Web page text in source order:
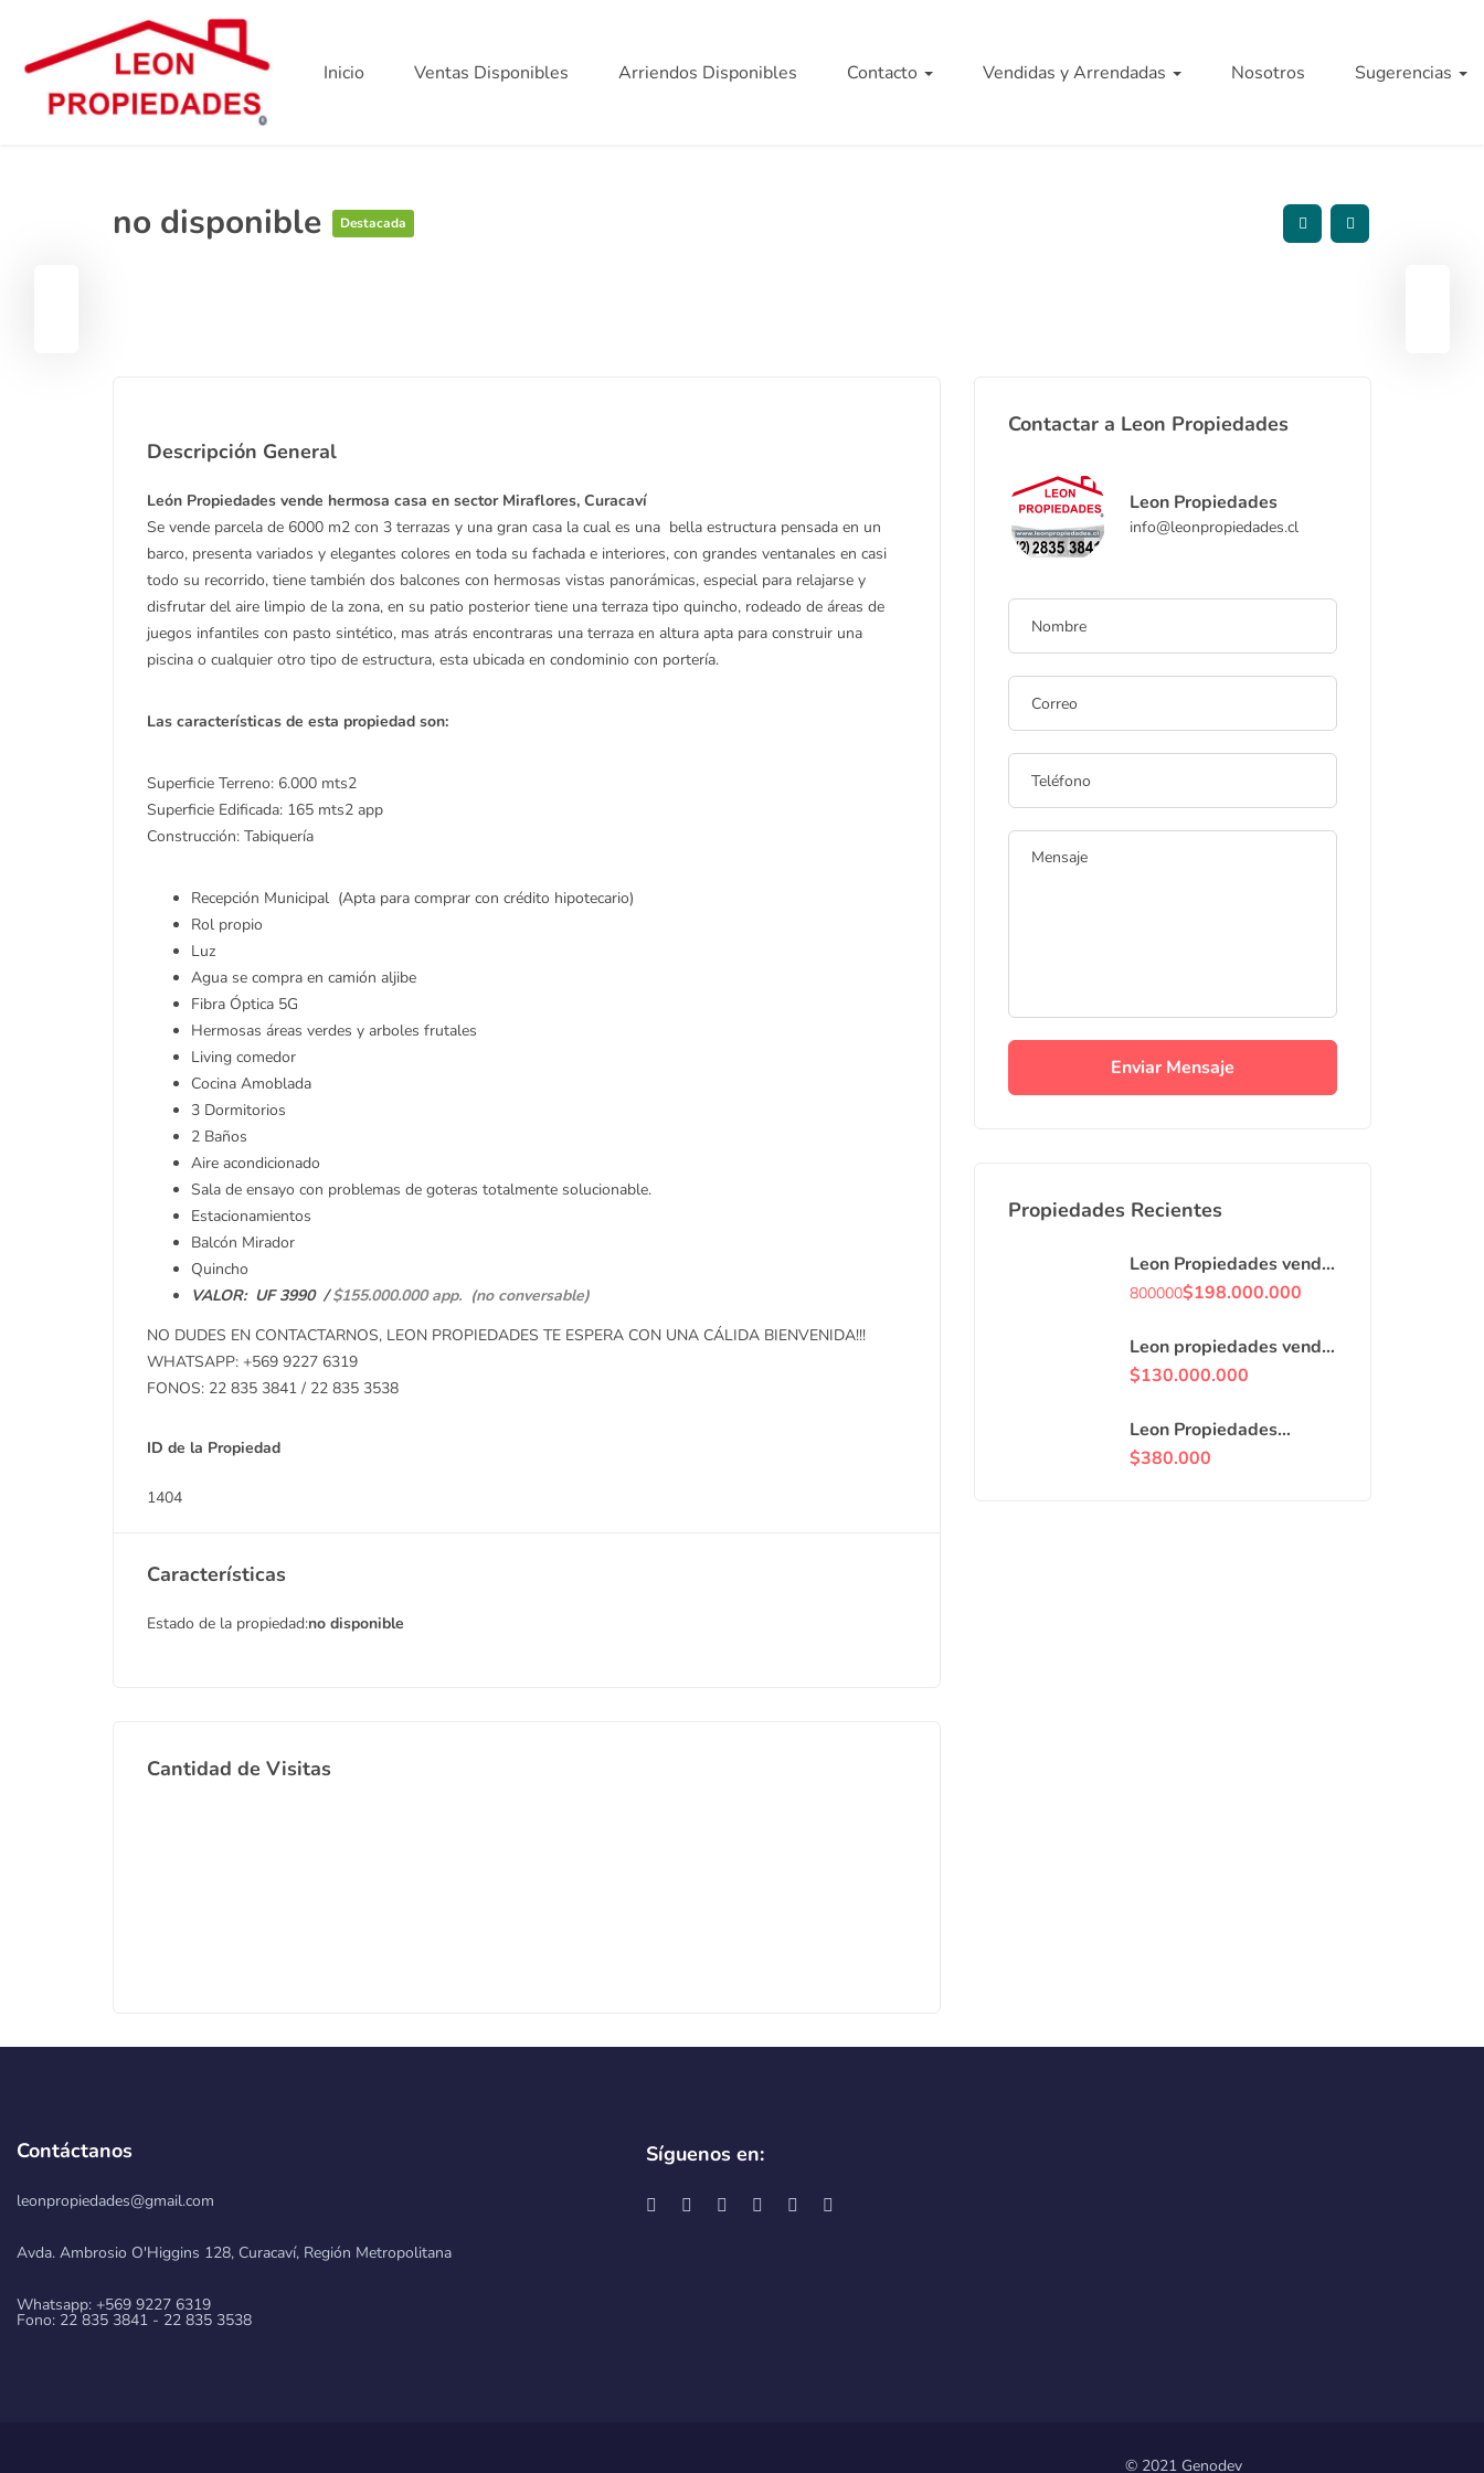
Inicio Ventas Disponibles Arriendos Disponibles Contacto Vendidas y Arrendadas Nosotros Sugerencias
no disponible Destacada
Descripción General
León Propiedades vende hermosa casa en sector Miraflores, Curacaví
Se vende parcela de 6000 m2 con 3 terrazas y una gran casa la cual es una bella estructura pensada en un
barco, presenta variados y elegantes colores en toda su fachada e interiores, con grandes ventanales en casi
todo su recorrido, tiene también dos balcones con hermosas vistas panorámicas, especial para relajarse y
disfrutar del aire limpio de la zona, en su patio posterior tiene una terraza tipo quincho, rodeado de áreas de
juegos infantiles con pasto sintético, mas atrás encontraras una terraza en altura apta para construir una
piscina o cualquier otro tipo de estructura, esta ubicada en condominio con portería.
Las características de esta propiedad son:
Superficie Terreno: 6.000 mts2
Superficie Edificada: 165 mts2 app
Construcción: Tabiquería
Recepción Municipal (Apta para comprar con crédito hipotecario)
Rol propio
Luz
Agua se compra en camión aljibe
Fibra Óptica 5G
Hermosas áreas verdes y arboles frutales
Living comedor
Cocina Amoblada
3 Dormitorios
2 Baños
Aire acondicionado
Sala de ensayo con problemas de goteras totalmente solucionable.
Estacionamientos
Balcón Mirador
Quincho
VALOR: UF 3990 /$155.000.000 app. (no conversable)
NO DUDES EN CONTACTARNOS, LEON PROPIEDADES TE ESPERA CON UNA CÁLIDA BIENVENIDA!!!
WHATSAPP: +569 9227 6319
FONOS: 22 835 3841 / 22 835 3538
ID de la Propiedad
1404
Características
Estado de la propiedad:no disponible
Cantidad de Visitas
Contactar a Leon Propiedades
Leon Propiedades
info@leonpropiedades.cl
Enviar Mensaje
Propiedades Recientes
Leon Propiedades vende
o arrienda con
compraventa, casa en
Curacaví centro.
800000$198.000.000
Leon propiedades vende
casa en villa, Curacaví
$130.000.000
Leon Propiedades
arrienda locales
$380.000
Contáctanos
leonpropiedades@gmail.com
Avda. Ambrosio O'Higgins 128, Curacaví, Región Metropolitana
Whatsapp: +569 9227 6319
Fono: 22 835 3841 - 22 835 3538
Síguenos en:
© 2021 Genodev